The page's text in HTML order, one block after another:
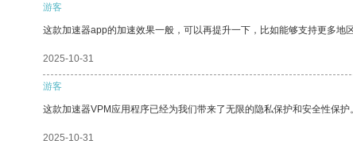
游客
这款加速器app的加速效果一般，可以再提升一下，比如能够支持更多地区
2025-10-31
游客
这款加速器VPM应用程序已经为我们带来了无限的隐私保护和安全性保护。
2025-10-31